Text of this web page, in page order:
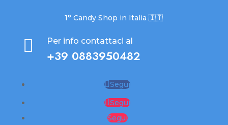
1° Candy Shop in Italia 🇮🇹
 Per info contattaci al
+39 0883950482
Segui
Segui
Segui